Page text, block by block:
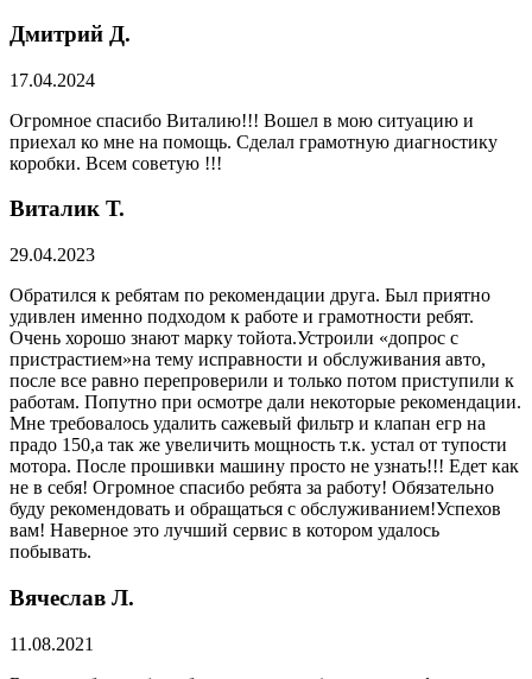
Дмитрий Д.
17.04.2024
Огромное спасибо Виталию!!! Вошел в мою ситуацию и
приехал ко мне на помощь. Сделал грамотную диагностику
коробки. Всем советую !!!
Виталик Т.
29.04.2023
Обратился к ребятам по рекомендации друга. Был приятно
удивлен именно подходом к работе и грамотности ребят.
Очень хорошо знают марку тойота.Устроили «допрос с
пристрастием»на тему исправности и обслуживания авто,
после все равно перепроверили и только потом приступили к
работам. Попутно при осмотре дали некоторые рекомендации.
Мне требовалось удалить сажевый фильтр и клапан егр на
прадо 150,а так же увеличить мощность т.к. устал от тупости
мотора. После прошивки машину просто не узнать!!! Едет как
не в себя! Огромное спасибо ребята за работу! Обязательно
буду рекомендовать и обращаться с обслуживанием!Успехов
вам! Наверное это лучший сервис в котором удалось
побывать.
Вячеслав Л.
11.08.2021